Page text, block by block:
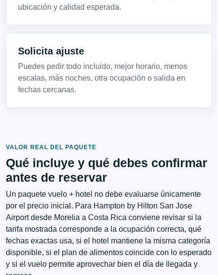
ubicación y calidad esperada.
Solicita ajuste
Puedes pedir todo incluido, mejor horario, menos
escalas, más noches, otra ocupación o salida en
fechas cercanas.
VALOR REAL DEL PAQUETE
Qué incluye y qué debes confirmar
antes de reservar
Un paquete vuelo + hotel no debe evaluarse únicamente
por el precio inicial. Para Hampton by Hilton San Jose
Airport desde Morelia a Costa Rica conviene revisar si la
tarifa mostrada corresponde a la ocupación correcta, qué
fechas exactas usa, si el hotel mantiene la misma categoría
disponible, si el plan de alimentos coincide con lo esperado
y si el vuelo permite aprovechar bien el día de llegada y